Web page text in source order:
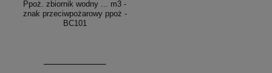
Ppoż. zbiornik wodny ... m3 -
znak przeciwpożarowy ppoż -
BC101